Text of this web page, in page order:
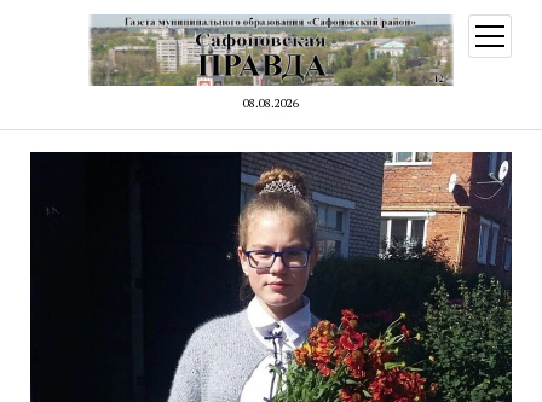
08.08.2026
меню